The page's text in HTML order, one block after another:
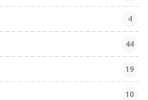
4
44
19
10